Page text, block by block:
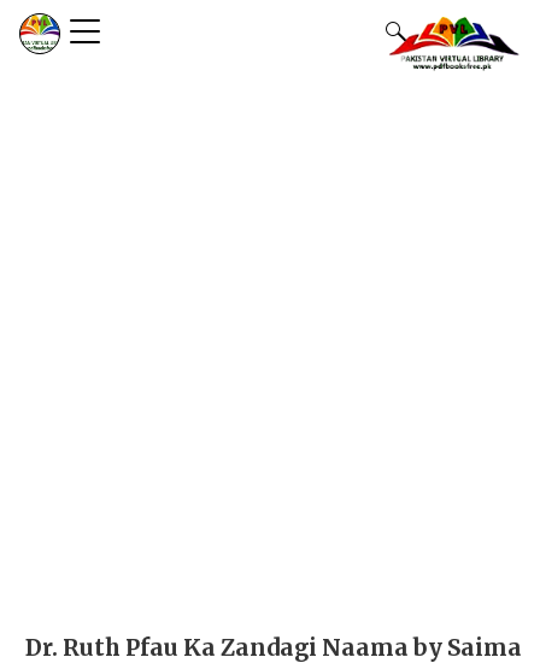
Dr. Ruth Pfau Ka Zandagi Naama by Saima